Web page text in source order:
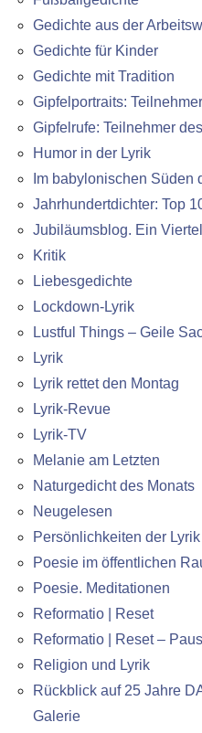
Gedichte aus der
Gedichte für Kinder
Gedichte mit Tradition
Gipfelportraits:
Gipfelrufe: Teilnehmer
Humor in der Lyrik
Im babylonischen Süden
Jahrhundertdichter: Top
Jubiläumsblog. Ein
Kritik
Liebesgedichte
Lockdown-Lyrik
Lustful Things – Geile
Lyrik
Lyrik rettet den Montag
Lyrik-Revue
Lyrik-TV
Melanie am Letzten
Naturgedicht des Monats
Neugelesen
Persönlichkeiten der Lyrik
Poesie im öffentlichen
Poesie. Meditationen
Reformatio | Reset
Reformatio | Reset –
Religion und Lyrik
Rückblick auf 25 Jahre
Galerie